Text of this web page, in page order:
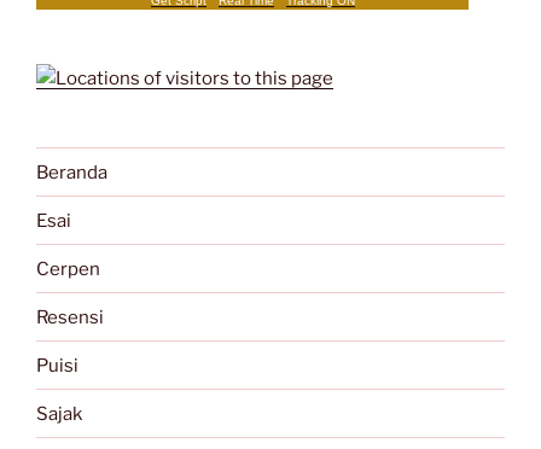
Beranda
Esai
Cerpen
Resensi
Puisi
Sajak